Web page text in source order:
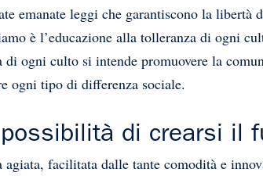
emanate leggi che garantiscono la
è l’educazione alla tolleranza di ogni
ogni culto si intende promuovere la
ogni tipo di differenza sociale.
di crearsi il
facilitata dalle tante comodità e